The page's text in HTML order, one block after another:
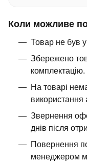
Коли можливе
Товар не був у
Збережено
комплектацію.
На товарі
використання
Звернення
днів після
Повернення
менеджером